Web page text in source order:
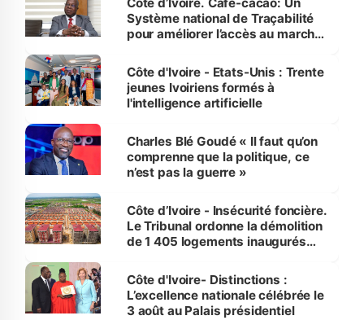
Côte d’Ivoire. Café-cacao: Un
Système national de Traçabilité
pour améliorer l’accès au marché
Côte d'Ivoire - Etats-Unis : Trente
jeunes Ivoiriens formés à
l'intelligence artificielle
Charles Blé Goudé « Il faut qu’on
comprenne que la politique, ce
n’est pas la guerre »
Côte d’Ivoire - Insécurité foncière.
Le Tribunal ordonne la démolition
de 1 405 logements inaugurés
Bassam
Côte d'Ivoire- Distinctions :
L’excellence nationale célébrée le
3 août au Palais présidentiel